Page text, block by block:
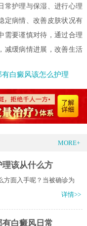
常护理与保湿、进行心理
定病情、改善皮肤状况有
需要谨慎对待，通过合理
减缓病情进展，改善生活
白癜风该怎么护理
MORE+
理该从什么方
方面入手呢？当被确诊为
详情>>
白癜风日常